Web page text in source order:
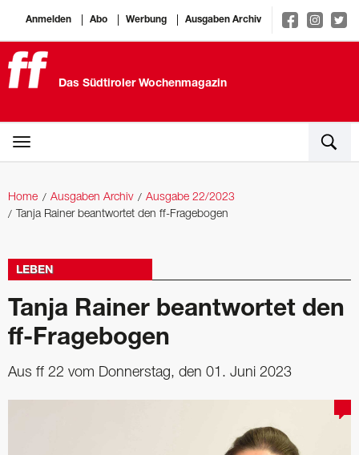
Anmelden Abo Werbung Ausgaben Archiv
Das Südtiroler Wochenmagazin
Home Ausgaben Archiv
Ausgabe 22/2023
Tanja Rainer beantwortet den ff-Fragebogen
LEBEN
Tanja Rainer beantwortet den
ff-Fragebogen
Aus ff 22 vom Donnerstag, den 01. Juni 2023